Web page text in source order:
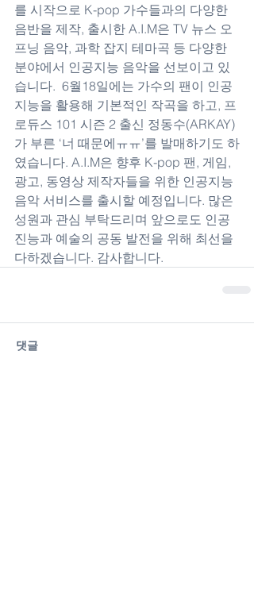
를 시작으로 K-pop 가수들과의 다양한
음반을 제작, 출시한 A.I.M은 TV 뉴스 오
프닝 음악, 과학 잡지 테마곡 등 다양한
분야에서 인공지능 음악을 선보이고 있
습니다.  6월18일에는 가수의 팬이 인공
지능을 활용해 기본적인 작곡을 하고, 프
로듀스 101 시즌 2 출신 정동수(ARKAY)
가 부른 ‘너 때문에ㅠㅠ’를 발매하기도 하
였습니다. A.I.M은 향후 K-pop 팬, 게임,
광고, 동영상 제작자들을 위한 인공지능
음악 서비스를 출시할 예정입니다. 많은
성원과 관심 부탁드리며 앞으로도 인공
진능과 예술의 공동 발전을 위해 최선을
다하겠습니다. 감사합니다.
댓글